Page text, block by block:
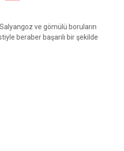
ve gömülü boruların
beraber başarılı bir şekilde